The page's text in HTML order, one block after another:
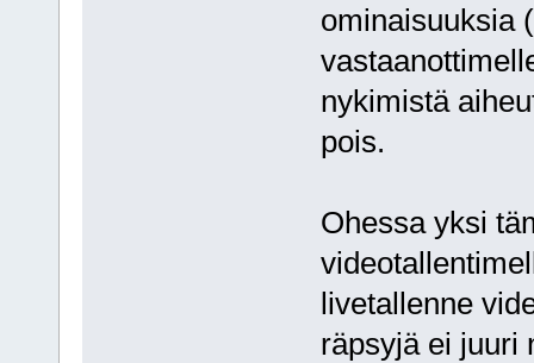
ominaisuuksia
nykimistä
pois.
Ohessa yksi
livetallenne
räpsyjä ei juuri